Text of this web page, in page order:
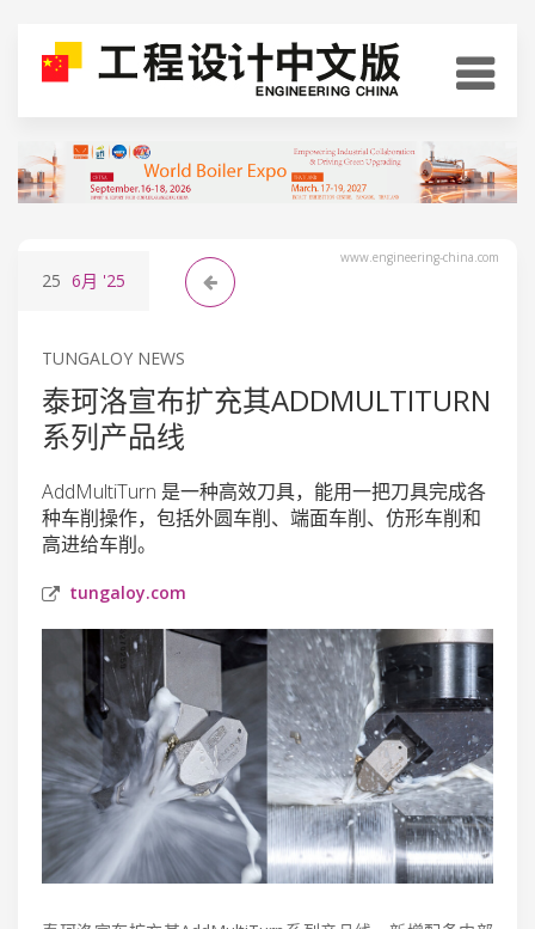
www.engineering-china.com
25 6月 '25
TUNGALOY NEWS
泰珂洛宣布扩充其ADDMULTITURN
系列产品线
AddMultiTurn 是一种高效刀具，能用一把刀具完成各
种车削操作，包括外圆车削、端面车削、仿形车削和
高进给车削。
tungaloy.com